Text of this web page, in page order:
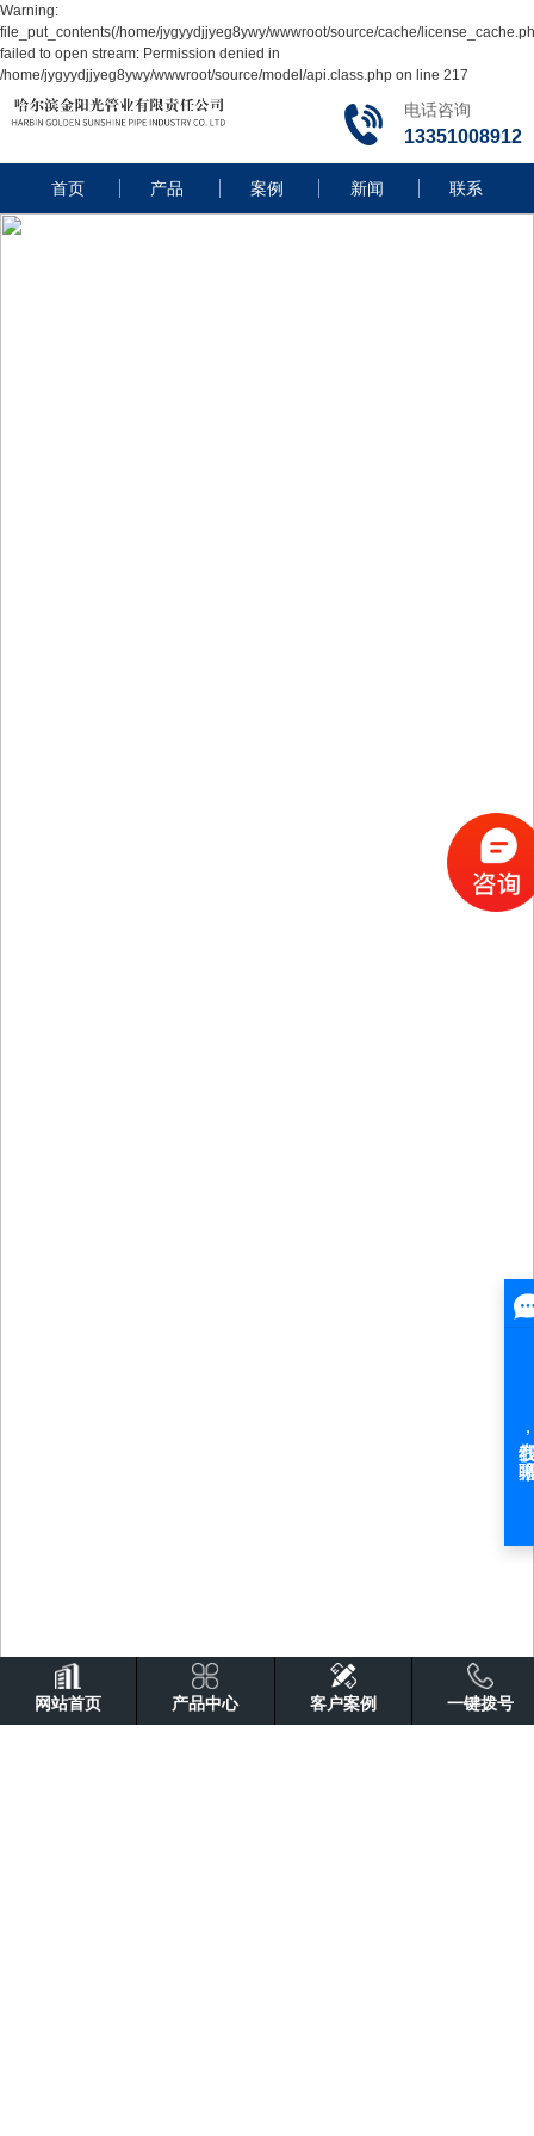
Warning:
file_put_contents(/home/jygyydjjyeg8ywy/wwwroot/source/cache/
failed to open stream: Permission denied in
/home/jygyydjjyeg8ywy/wwwroot/source/model/api.class.php on line 217
电话咨询
13351008912
首页 产品 案例 新闻 联系
网站首页 产品中心 客户案例 一键拨号